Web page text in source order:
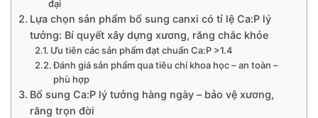
đại
Lựa chọn sản phẩm bổ sung canxi có tỉ lệ Ca:P lý
tưởng: Bí quyết xây dựng xương, răng chắc khỏe
Ưu tiên các sản phẩm đạt chuẩn Ca:P >1.4
Đánh giá sản phẩm qua tiêu chí khoa học – an toàn –
phù hợp
Bổ sung Ca:P lý tưởng hàng ngày – bảo vệ xương,
răng trọn đời